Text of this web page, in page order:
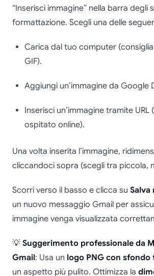
“Inserisci immagine” nella barra degli
formattazione. Scegli una delle
Carica dal tuo computer
GIF).
Aggiungi un’immagine da Google
Inserisci un’immagine tramite URL
ospitato online).
Una volta inserita l’immagine,
cliccandoci sopra (scegli tra piccola,
Scorri verso il basso e clicca su Salva
un nuovo messaggio Gmail per
immagine venga visualizzata
💡 Suggerimento professionale da
Gmail: Usa un logo PNG con
un aspetto più pulito. Ottimizza la